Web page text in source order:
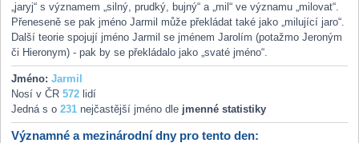
„jaryj“ s významem „silný, prudký, bujný“ a „mil“ ve významu „milovat“.
Přeneseně se pak jméno Jarmil může překládat také jako „milující jaro“.
Další teorie spojují jméno Jarmil se jménem Jarolím (potažmo Jeroným
či Hieronym) - pak by se překládalo jako „svaté jméno“.
Jméno: Jarmil
Nosí v ČR 572lidí
Jedná s o 231nejčastější jméno dle jmenné statistiky
Významné a mezinárodní dny pro tento den: